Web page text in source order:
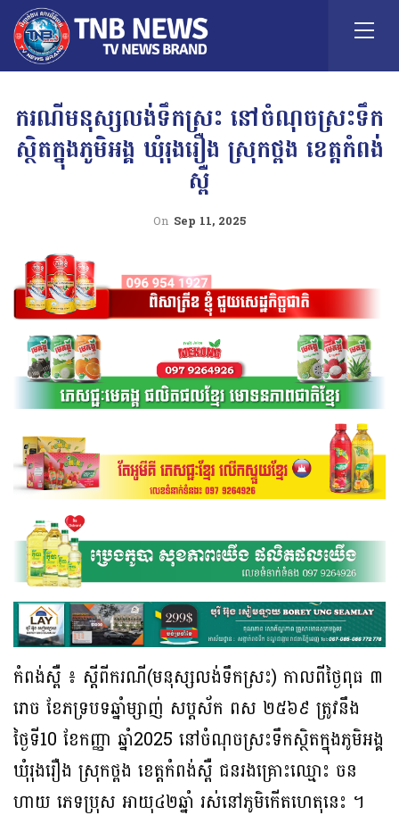
ករណីមនុស្សលង់ទឹកស្រះ នៅចំណុចស្រះទឹក
ស្ថិតក្នុងភូមិអង្គ ឃុំរុងរឿង ស្រុកថ្ពង ខេត្តកំពង់
ស្ពឺ
On Sep 11, 2025
កំពង់ស្ពឺ ៖ ស្ដីពីករណី(មនុស្សលង់ទឹកស្រះ) កាលពីថ្ងៃពុធ ៣
រោច ខែភទ្របទឆ្នាំម្សាញ់ សប្តស័ក ពស ២៥៦៩ ត្រូវនឹង
ថ្ងៃទី10 ខែកញ្ញា ឆ្នាំ2025 នៅចំណុចស្រះទឹកស្ថិតក្នុងភូមិអង្គ
ឃុំរុងរឿង ស្រុកថ្ពង ខេត្តកំពង់ស្ពឺ ជនរងគ្រោះឈ្មោះ ចន
ហាយ ភេទប្រុស អាយុ៤២ឆ្នាំ រស់នៅភូមិកេីតហេតុនេះ ។